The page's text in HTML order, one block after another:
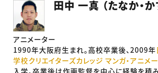
田中 一真 （たなか・か
アニメーター
1990年大阪府生まれ。高校卒業後、2009年
学校クリエイターズカレッジ マンガ・アニメ
入学。卒業後は作画監督を中心に経験を積